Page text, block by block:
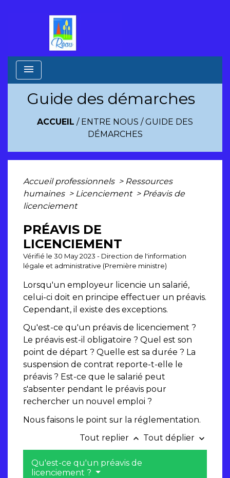
menu
Guide des démarches
ACCUEIL / ENTRE NOUS /GUIDE DES
DÉMARCHES
Accueil professionnels > Ressources
humaines > Licenciement > Préavis de
licenciement
PRÉAVIS DE
LICENCIEMENT
Vérifié le 30 May 2023 - Direction de l'information
légale et administrative (Première ministre)
Lorsqu'un employeur licencie un salarié,
celui-ci doit en principe effectuer un préavis.
Cependant, il existe des exceptions.
Qu'est-ce qu'un préavis de licenciement ?
Le préavis est-il obligatoire ? Quel est son
point de départ ? Quelle est sa durée ? La
suspension de contrat reporte-t-elle le
préavis ? Est-ce que le salarié peut
s'absenter pendant le préavis pour
rechercher un nouvel emploi ?
Nous faisons le point sur la réglementation.
Tout replier keyboard_arrow_up Tout déplier keyboard_arrow_down
Qu'est-ce qu'un préavis de
licenciement ?